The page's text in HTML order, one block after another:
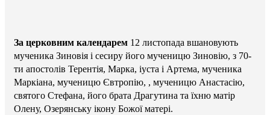
За церковним календарем 12 листопада вшановують
мученика Зиновія і сесиру його мученицю Зиновію, з 70-
ти апостолів Терентія, Марка, іуста і Артема, мученика
Маркіана, мученицю Євтропію, , мученицю Анастасію,
святого Стефана, його брата Драгутина та їхню матір
Олену, Озерянську ікону Божої матері.